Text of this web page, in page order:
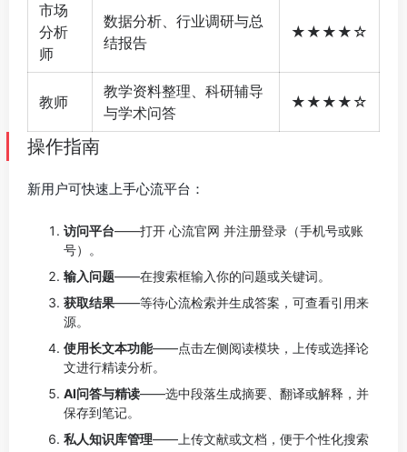
市场
分析
师
数据分析、行业调研与总
结报告
★★★★☆
教师
教学资料整理、科研辅导
与学术问答
★★★★☆
操作指南
新用户可快速上手心流平台：
访问平台——打开 心流官网 并注册登录（手机号或账
号）。
输入问题——在搜索框输入你的问题或关键词。
获取结果——等待心流检索并生成答案，可查看引用来
源。
使用长文本功能——点击左侧阅读模块，上传或选择论
文进行精读分析。
AI问答与精读——选中段落生成摘要、翻译或解释，并
保存到笔记。
私人知识库管理——上传文献或文档，便于个性化搜索